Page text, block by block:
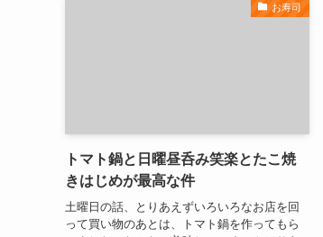
お寿司
トマト鍋と日曜昼呑み笑楽とたこ焼
きはじめが最高な件
土曜日の話、とりあえずいろいろなお店を回
って買い物のあとは、トマト鍋を作ってもら